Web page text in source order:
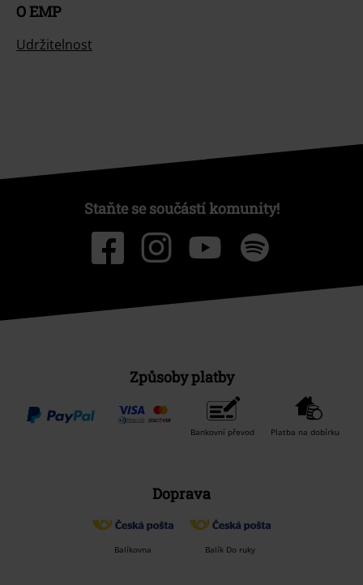
O EMP
Udržitelnost
Staňte se součástí komunity!
Způsoby platby
Bankovní převod Platba na dobírku
Doprava
Balíkovna Balík Do ruky